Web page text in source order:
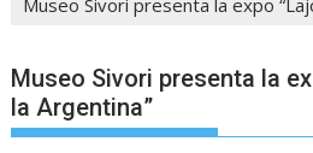
Museo Sivori presenta la
la Argentina”